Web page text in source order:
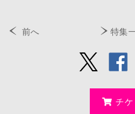
前へ 特集
チ